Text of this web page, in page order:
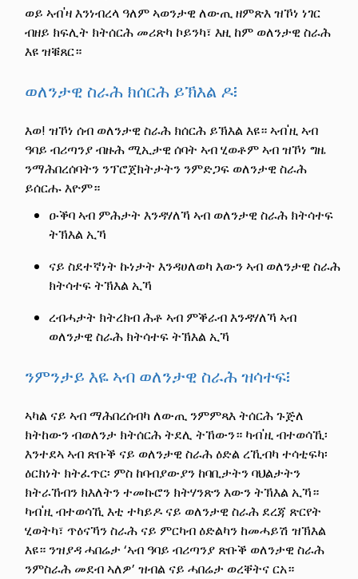
ወይ ኣብ'ዛ እንነብረላ ዓለም ኣወንታዊ ለውጢ ዘምጽእ ዝኾነ ነገር
ብዘይ ክፍሊት ክትሰርሕ መሪጽካ ኮይንካ፣ እዚ ከም ወለንታዊ ስራሕ
እዩ ዝቑጸር።
ወለንታዊ ስራሕ ክሰርሕ ይኽእል ዶ፧
እወ! ዝኾነ ሰብ ወለንታዊ ስራሕ ክሰርሕ ይኽእል እዩ። ኣብ'ዚ ኣብ
ዓባይ ብሪጣንያ ብዙሕ ሚኢታዊ ሰባት ኣብ ሂወቶም ኣብ ዝኾነ ግዜ
ንማሕበረሰባትን ንፕሮጀክትታትን ንምድጋፍ ወለንታዊ ስራሕ
ይሰርሑ እዮም።
ዑቕባ ኣብ ምሕታት እንዳሃለኻ ኣብ ወለንታዊ ስራሕ ክትሳተፍ
ትኽእል ኢኻ
ናይ ስደተኛነት ኩነታት እንዳሀለወካ እውን ኣብ ወለንታዊ ስራሕ
ክትሳተፍ ትኽእል ኢኻ
ረብሓታት ክትረክብ ሕቶ ኣብ ምቕራብ እንዳሃለኻ ኣብ
ወለንታዊ ስራሕ ክትሳተፍ ትኽእል ኢኻ
ንምንታይ እዬ ኣብ ወለንታዊ ስራሕ ዝሳተፍ፧
ኣካል ናይ ኣብ ማሕበረሰብካ ለውጢ ንምምጻእ ትሰርሕ ጉጅለ
ክትከውን ብወለንታ ክትሰርሕ ትደሊ ትኸውን። ካብ'ዚ ብተወሳኺ፡
እንተደኣ ኣብ ጽቡቕ ናይ ወለንታዊ ስራሕ ዕድል ረኺብካ ተሳቲፍካ፡
ዕርክነት ክትፈጥር፡ ምስ ከባብያውያን ከባቢታትን ባህልታትን
ክትራኸብን ክእለትን ተመኩሮን ክትሃንጽን እውን ትኽእል ኢኻ።
ካብ'ዚ ብተወሳኺ እቲ ተካይዶ ናይ ወለንታዊ ስራሕ ደረጃ ጽርየት
ሂወትካ፣ ጥዕናኻን ስራሕ ናይ ምርካብ ዕድልካን ከመሓይሽ ዝኽእል
እዩ። ንዝያዳ ሓበሬታ ‘ኣብ ዓባይ ብሪጣንያ ጽቡቕ ወለንታዊ ስራሕ
ንምስራሕ መደብ ኣለዎ’ ዝብል ናይ ሓበሬታ ወረቐትና ርአ።